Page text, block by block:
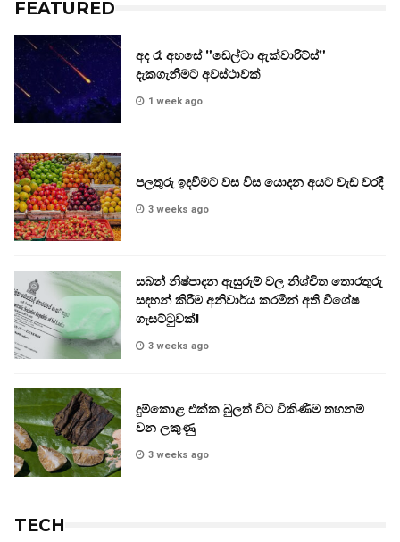
FEATURED
අද රෑ අහසේ ”ඩෙල්ටා ඇක්වාරිට්ස්”
දැකගැනීමට අවස්ථාවක්
1 week ago
පලතුරු ඉදවීමට වස විස යොදන අයට වැඩ වරදී
3 weeks ago
සබන් නිෂ්පාදන ඇසුරුම් වල නිශ්චිත තොරතුරු
සඳහන් කිරීම අනිවාර්ය කරමින් අති විශේෂ
ගැසට්ටුවක්!
3 weeks ago
දුම්කොළ එක්ක බුලත් විට විකිණීම තහනම්
වන ලකුණු
3 weeks ago
TECH